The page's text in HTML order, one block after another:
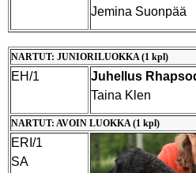
Jemina Suonpää
NARTUT: JUNIORILUOKKA (1 kpl)
EH/1
Juhellus
Taina Klen
NARTUT: AVOIN LUOKKA (1 kpl)
ERI/1
SA